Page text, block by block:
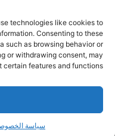
technologies like cookies to
Consenting to these
such as browsing behavior or
or withdrawing consent, may
features and functions.
سياسة
© حقوق النشر 2026، جميع الحقوق محفوظة
الرئيسية
من نحن إخلاء